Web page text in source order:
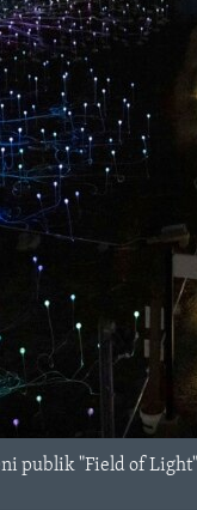
publik "Field of